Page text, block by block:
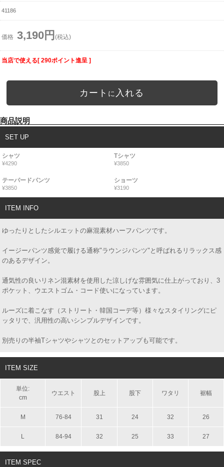
41186
価格 3,190円 (税込)
当店で使える[ 290ポイント進呈 ]
カート に 入れる
商品説明
SET UP
シャツ
¥4290
Tシャツ
¥3850
テーパードパンツ
¥3850
ショーツ
¥3190
ITEM INFO
ゆったりとしたシルエットの麻混素材ハーフパンツです。
イージーパンツ感覚で履ける通称"ラウンジパンツ"と呼ばれるリラックス感
のあるデザイン。
通気性の良いリネン混素材を使用した涼しげな雰囲気に仕上がっており、3
ポケット、ウエストゴム・コード使いになっています。
ルーズに着こなす（ストリート・韓国コーデ等）様々なスタイリングにピ
ッタリで、汎用性の高いシンプルデザインです。
別売りの半袖Tシャツやシャツとのセットアップも可能です。
ITEM SIZE
単位:
cm
ウエスト 股上 股下 ワタリ 裾幅
M 76-84 31 24 32 26
L 84-94 32 25 33 27
ITEM SPEC